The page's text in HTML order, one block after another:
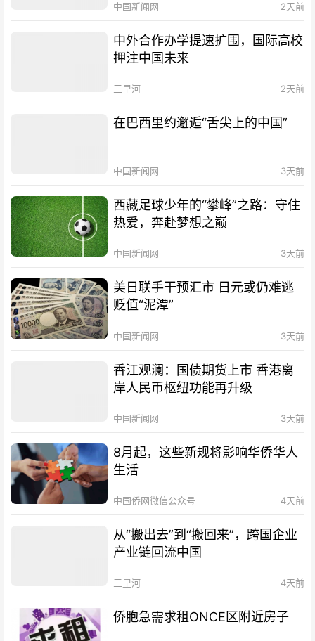
中国新闻网 2天前
中外合作办学提速扩围，国际高校
押注中国未来
三里河 2天前
在巴西里约邂逅“舌尖上的中国”
中国新闻网 3天前
西藏足球少年的“攀峰”之路：守住
热爱，奔赴梦想之巅
中国新闻网 3天前
美日联手干预汇市 日元或仍难逃
贬值“泥潭”
中国新闻网 3天前
香江观澜：国债期货上市 香港离
岸人民币枢纽功能再升级
中国新闻网 3天前
8月起，这些新规将影响华侨华人
生活
中国侨网微信公众号 4天前
从“搬出去”到“搬回来”，跨国企业
产业链回流中国
三里河 4天前
侨胞急需求租ONCE区附近房子